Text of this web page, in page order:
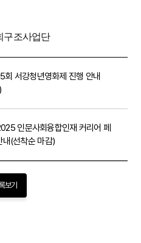
구조사업단
서강청년영화제 진행 안내
인문사회융합인재 커리어 페
(선착순 마감)
보기